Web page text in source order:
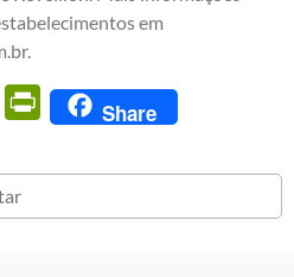
em
.
Email PrintFriendly
Share